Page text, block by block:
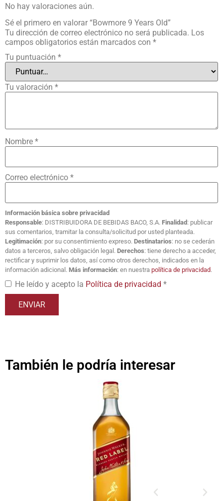
No hay valoraciones aún.
Sé el primero en valorar “Bowmore 9 Years Old”
Tu dirección de correo electrónico no será publicada. Los
campos obligatorios están marcados con *
Tu puntuación *
Tu valoración *
Nombre *
Correo electrónico *
Información básica sobre privacidad
Responsable: DISTRIBUIDORA DE BEBIDAS BACO, S.A. Finalidad : publicar
sus comentarios, tramitar la consulta/solicitud por usted planteada.
Legitimación: por su consentimiento expreso. Destinatarios: no se cederán
datos a terceros, salvo obligación legal. Derechos: tiene derecho a acceder,
rectificar y suprimir los datos, así como otros derechos, indicados en la
información adicional. Más información: en nuestra política de privacidad.
He leído y acepto la Política de privacidad *
También le podría interesar